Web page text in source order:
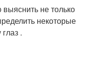
не только
некоторые
.